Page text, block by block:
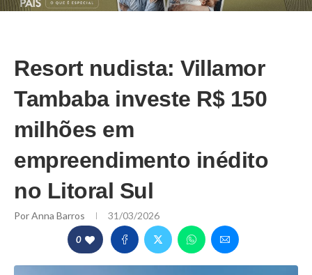
Resort nudista: Villamor
Tambaba investe R$ 150
milhões em
empreendimento inédito
no Litoral Sul
PorAnna Barros 31/03/2026
0